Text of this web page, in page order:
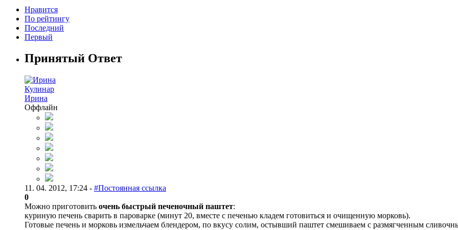
Нравится
По рейтингу
Последний
Первый
Принятый Ответ
Кулинар
Ирина
Оффлайн
11. 04. 2012, 17:24 - #Постоянная ссылка
0
Можно приготовить очень быстрый печеночный паштет:
куриную печень сварить в пароварке (минут 20, вместе с печенью кладем готовиться и очищенную морковь).
Готовые печень и морковь измельчаем блендером, по вкусу солим, остывший паштет смешиваем с размягченным